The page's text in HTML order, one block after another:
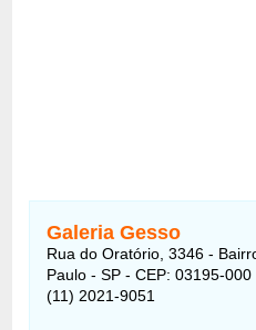
Galeria Gesso
Rua do Oratório, 3346 -
Paulo - SP - CEP: 03195-000
(11) 2021-9051